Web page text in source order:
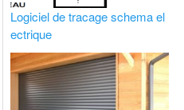
Logiciel de tracage schema el
ectrique